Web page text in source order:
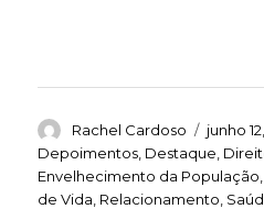
Autor
Rachel Cardoso
em
junho
Depoimentos Destaque
Envelhecimento da População
de Vida Relacionamento